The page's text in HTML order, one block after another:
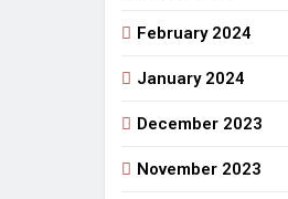
February 2024
January 2024
December 2023
November 2023